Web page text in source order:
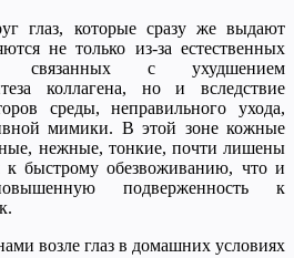
глаз, которые сразу же выдают
не только из-за естественных
связанных с ухудшением
коллагена, но и вследствие
среды, неправильного ухода,
мимики. В этой зоне кожные
нежные, тонкие, почти лишены
к быстрому обезвоживанию, что и
подверженность к
возле глаз в домашних условиях